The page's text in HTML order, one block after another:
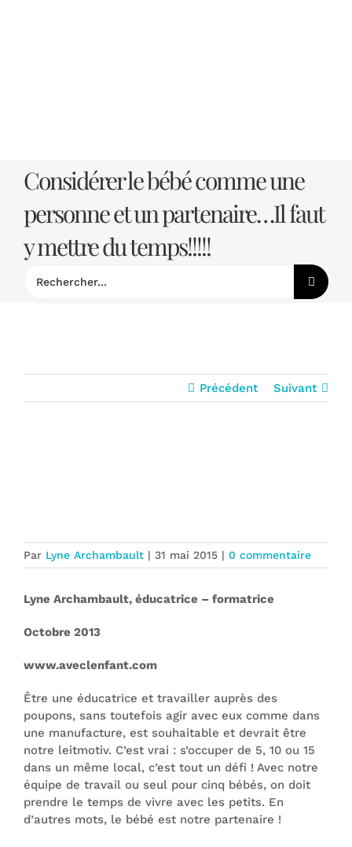
Considérer le bébé comme une
personne et un partenaire…Il faut
y mettre du temps!!!!!
Précédent Suivant
Par Lyne Archambault | 31 mai 2015 | 0 commentaire
Lyne Archambault, éducatrice – formatrice
Octobre 2013
www.aveclenfant.com
Être une éducatrice et travailler auprès des
poupons, sans toutefois agir avec eux comme dans
une manufacture, est souhaitable et devrait être
notre leitmotiv. C’est vrai : s’occuper de 5, 10 ou 15
dans un même local, c’est tout un défi ! Avec notre
équipe de travail ou seul pour cinq bébés, on doit
prendre le temps de vivre avec les petits. En
d’autres mots, le bébé est notre partenaire !